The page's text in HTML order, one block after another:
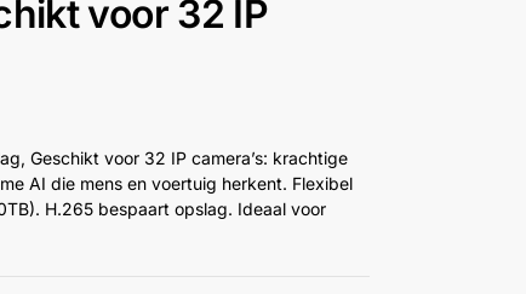
voor 32 IP
Geschikt voor 32 IP camera’s: krachtige
AI die mens en voertuig herkent. Flexibel
H.265 bespaart opslag. Ideaal voor